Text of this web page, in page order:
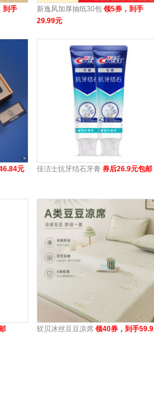
到手
新逸风加厚抽纸30包 领5券，到手
29.99元
元 佳洁士抗牙结石牙膏 券后26.9元包邮
软贝冰丝豆豆凉席 领40券，到手